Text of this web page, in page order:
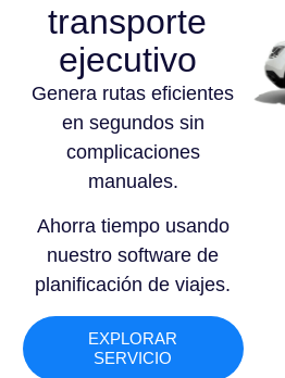
transporte
ejecutivo
Genera rutas eficientes
en segundos sin
complicaciones
manuales.
Ahorra tiempo usando
nuestro software de
planificación de viajes.
EXPLORAR
SERVICIO